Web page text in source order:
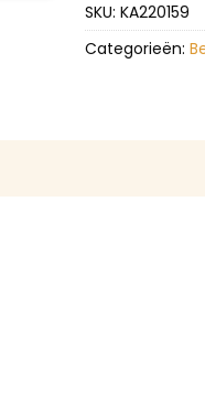
SKU: KA220159
Categorieën: